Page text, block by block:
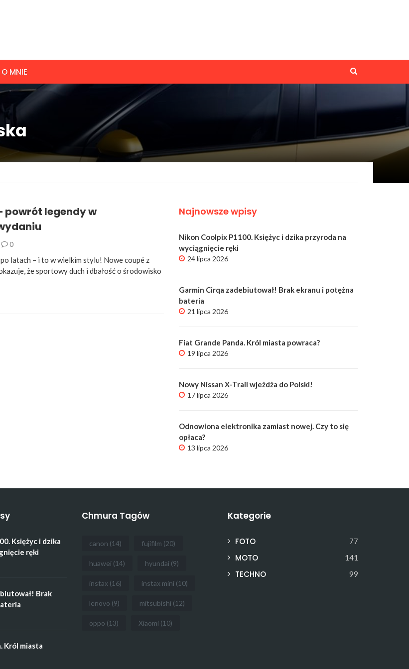
O MNIE
powrót legendy w
0
latach – i to w wielkim stylu! Nowe coupé z
że sportowy duch i dbałość o środowisko
Najnowsze wpisy
Nikon Coolpix P1100. Księżyc i dzika przyroda na
wyciągnięcie ręki
24 lipca 2026
Garmin Cirqa zadebiutował! Brak ekranu i potężna
bateria
21 lipca 2026
Fiat Grande Panda. Król miasta powraca?
19 lipca 2026
Nowy Nissan X-Trail wjeżdża do Polski!
17 lipca 2026
Odnowiona elektronika zamiast nowej. Czy to się
opłaca?
13 lipca 2026
Księżyc i dzika
ręki
Brak
Król miasta
Chmura Tagów
canon (14) fujifilm (20)
huawei (14) hyundai (9)
instax (16) instax mini (10)
lenovo (9) mitsubishi (12)
oppo (13) Xiaomi (10)
Kategorie
FOTO 77
MOTO 141
TECHNO 99